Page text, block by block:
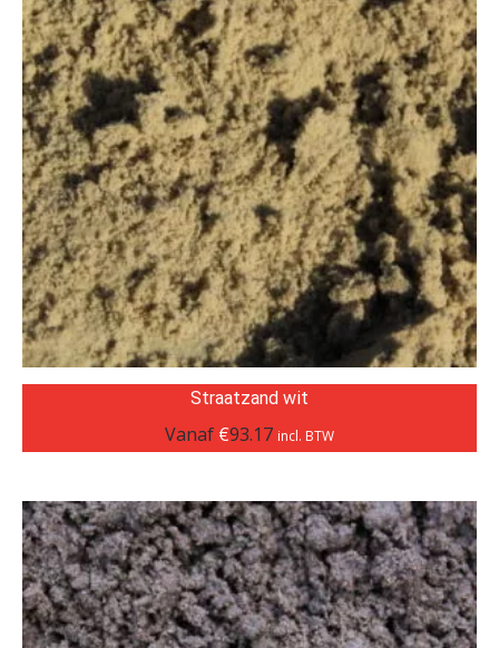
Straatzand wit
Vanaf €93.17 incl. BTW